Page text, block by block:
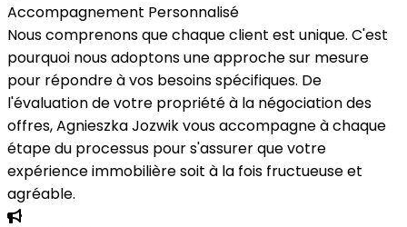
Accompagnement Personnalisé
Nous comprenons que chaque client est unique. C'est
pourquoi nous adoptons une approche sur mesure
pour répondre à vos besoins spécifiques. De
l'évaluation de votre propriété à la négociation des
offres, Agnieszka Jozwik vous accompagne à chaque
étape du processus pour s'assurer que votre
expérience immobilière soit à la fois fructueuse et
agréable.